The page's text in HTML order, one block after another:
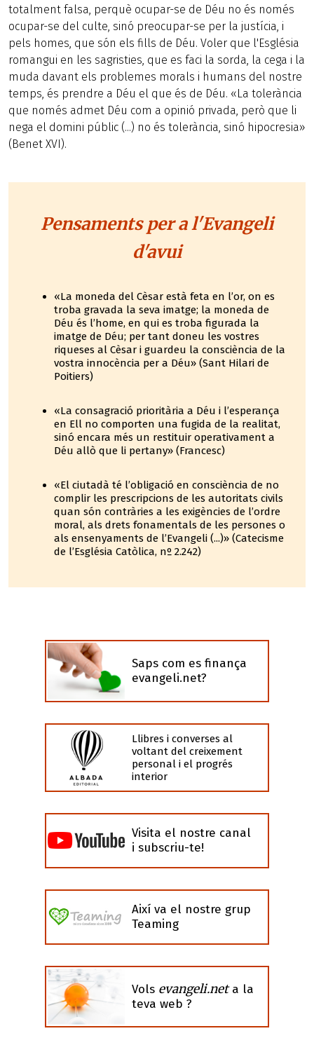
totalment falsa, perquè ocupar-se de Déu no és només
ocupar-se del culte, sinó preocupar-se per la justícia, i
pels homes, que són els fills de Déu. Voler que l'Església
romangui en les sagristies, que es faci la sorda, la cega i la
muda davant els problemes morals i humans del nostre
temps, és prendre a Déu el que és de Déu. «La tolerància
que només admet Déu com a opinió privada, però que li
nega el domini públic (...) no és tolerància, sinó hipocresia»
(Benet XVI).
Pensaments per a l'Evangeli
d'avui
«La moneda del Cèsar està feta en l’or, on es
troba gravada la seva imatge; la moneda de
Déu és l’home, en qui es troba figurada la
imatge de Déu; per tant doneu les vostres
riqueses al Cèsar i guardeu la consciència de la
vostra innocència per a Déu» (Sant Hilari de
Poitiers)
«La consagració prioritària a Déu i l’esperança
en Ell no comporten una fugida de la realitat,
sinó encara més un restituir operativament a
Déu allò que li pertany» (Francesc)
«El ciutadà té l’obligació en consciència de no
complir les prescripcions de les autoritats civils
quan són contràries a les exigències de l’ordre
moral, als drets fonamentals de les persones o
als ensenyaments de l’Evangeli (...)» (Catecisme
de l’Església Catòlica, nº 2.242)
Saps com es finança
evangeli.net?
Llibres i converses al
voltant del creixement
personal i el progrés
interior
Visita el nostre canal
i subscriu-te!
Així va el nostre grup
Teaming
Vols evangeli.neta la
teva web ?